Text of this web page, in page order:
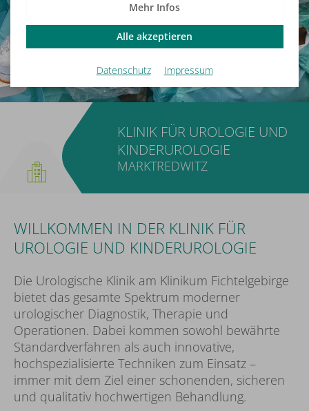
KLINIK FÜR UROLOGIE UND
KINDERUROLOGIE
MARKTREDWITZ
WILLKOMMEN IN DER KLINIK FÜR
UROLOGIE UND KINDERUROLOGIE
Die Urologische Klinik am Klinikum Fichtelgebirge
bietet das gesamte Spektrum moderner
urologischer Diagnostik, Therapie und
Operationen. Dabei kommen sowohl bewährte
Standardverfahren als auch innovative,
hochspezialisierte Techniken zum Einsatz –
immer mit dem Ziel einer schonenden, sicheren
und qualitativ hochwertigen Behandlung.
Mehr Infos
Alle akzeptieren
Datenschutz Impressum